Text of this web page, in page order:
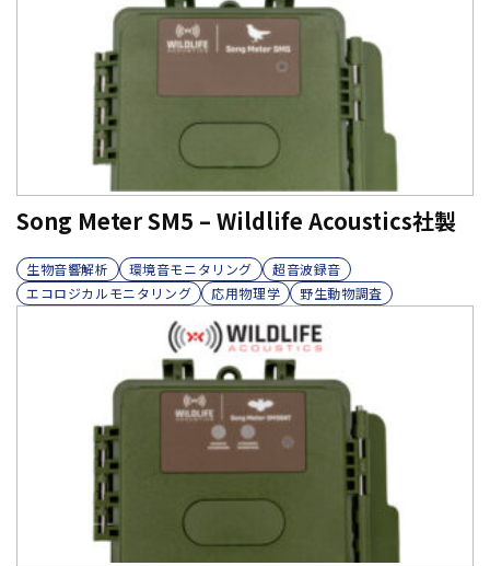
Song Meter SM5 – Wildlife Acoustics社製
生物音響解析 環境音モニタリング
超音波録音
エコロジカルモニタリング
応用物理学 野生動物調査